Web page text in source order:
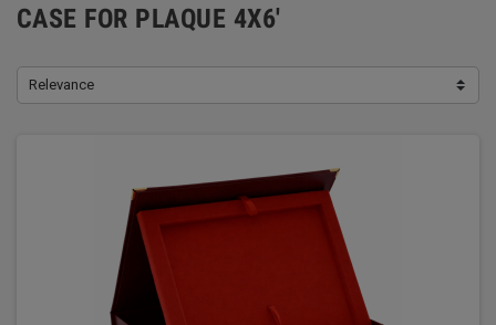
CASE FOR PLAQUE 4X6'
Relevance